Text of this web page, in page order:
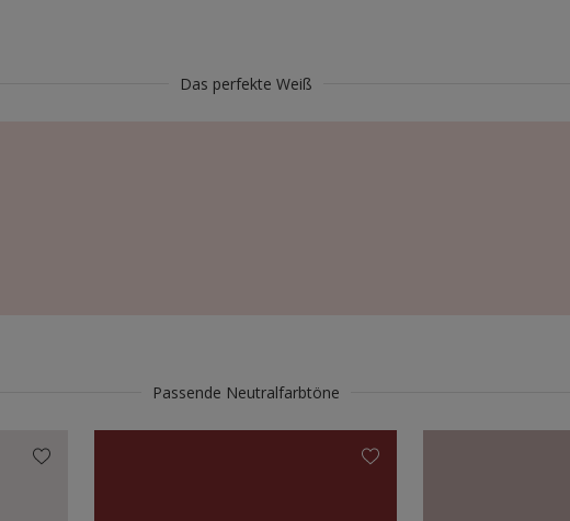
Das perfekte Weiß
Passende Neutralfarbtöne